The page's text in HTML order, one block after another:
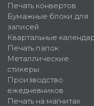
Печать конвертов
Бумажные блоки для
записей
Квартальные
Печать папок
Металлические
стикеры
Производство
ежедневников
Печать на магнитах